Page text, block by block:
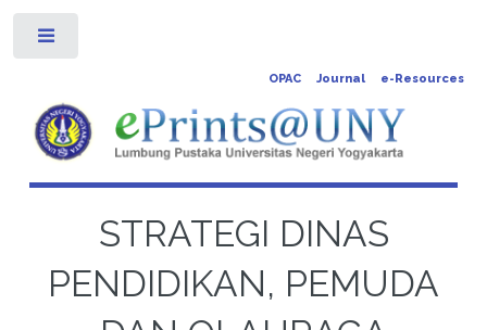
OPAC Journal e-Resources
STRATEGI DINAS
PENDIDIKAN, PEMUDA